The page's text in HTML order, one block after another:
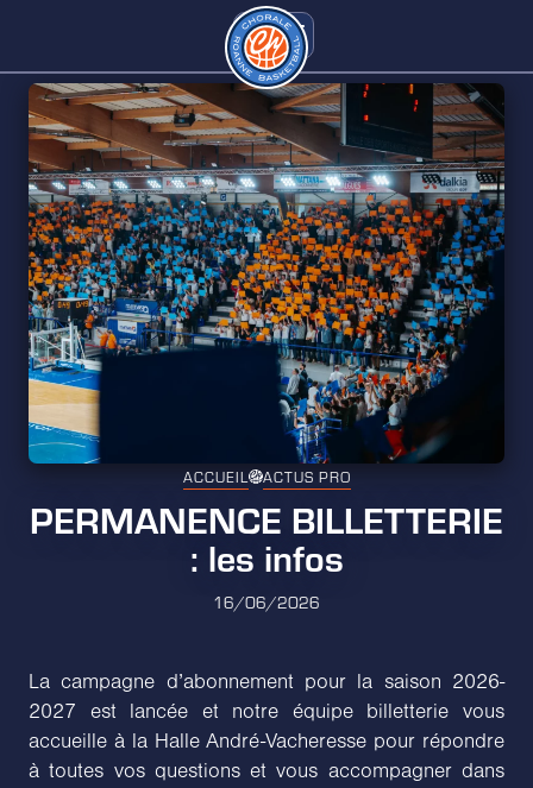
ACCUEIL ACTUS PRO
PERMANENCE BILLETTERIE
: les infos
16/06/2026
La campagne d’abonnement pour la saison 2026-
2027 est lancée et notre équipe billetterie vous
accueille à la Halle André-Vacheresse pour répondre
à toutes vos questions et vous accompagner dans